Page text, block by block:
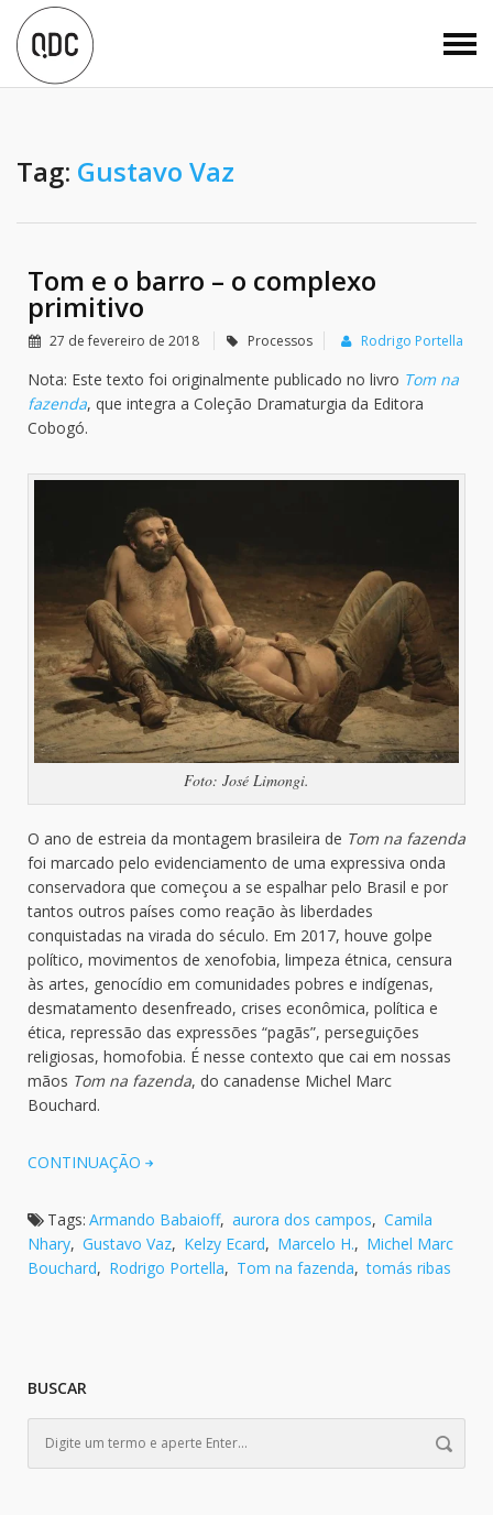
Tag: Gustavo Vaz
Tom e o barro – o complexo
primitivo
27 de fevereiro de 2018 Processos Rodrigo Portella
Nota: Este texto foi originalmente publicado no livro Tom na
fazenda, que integra a Coleção Dramaturgia da Editora
Cobogó.
Foto: José Limongi.
O ano de estreia da montagem brasileira de Tom na fazenda
foi marcado pelo evidenciamento de uma expressiva onda
conservadora que começou a se espalhar pelo Brasil e por
tantos outros países como reação às liberdades
conquistadas na virada do século. Em 2017, houve golpe
político, movimentos de xenofobia, limpeza étnica, censura
às artes, genocídio em comunidades pobres e indígenas,
desmatamento desenfreado, crises econômica, política e
ética, repressão das expressões “pagãs”, perseguições
religiosas, homofobia. É nesse contexto que cai em nossas
mãos Tom na fazenda, do canadense Michel Marc
Bouchard.
CONTINUAÇÃO
Tags: Armando Babaioff, aurora dos campos, Camila
Nhary, Gustavo Vaz, Kelzy Ecard, Marcelo H., Michel Marc
Bouchard, Rodrigo Portella, Tom na fazenda, tomás ribas
BUSCAR